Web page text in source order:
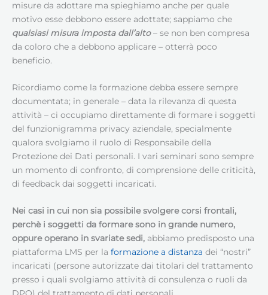
misure da adottare ma spieghiamo anche per quale
motivo esse debbono essere adottate; sappiamo che
qualsiasi misura imposta dall’alto– se non ben compresa
da coloro che a debbono applicare – otterrà poco
beneficio.
Ricordiamo come la formazione debba essere sempre
documentata; in generale – data la rilevanza di questa
attività – ci occupiamo direttamente di formare i soggetti
del funzionigramma privacy aziendale, specialmente
qualora svolgiamo il ruolo di Responsabile della
Protezione dei Dati personali. I vari seminari sono sempre
un momento di confronto, di comprensione delle criticità,
di feedback dai soggetti incaricati.
Nei casi in cui non sia possibile svolgere corsi frontali,
perchè i soggetti da formare sono in grande numero,
oppure operano in svariate sedi, abbiamo predisposto una
piattaforma LMS per la formazione a distanza dei “nostri”
incaricati (persone autorizzate dai titolari del trattamento
presso i quali svolgiamo attività di consulenza o ruoli da